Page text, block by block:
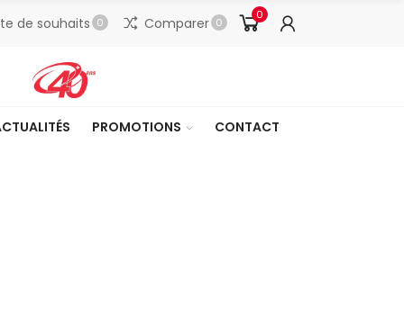
de souhaits 0 Comparer 0
0
PROMOTIONS CONTACT